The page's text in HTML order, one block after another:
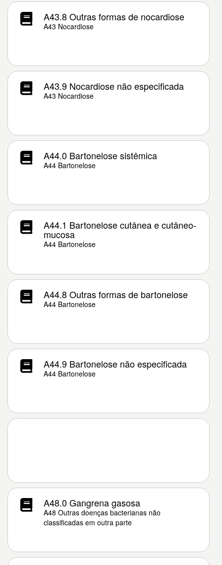
A43.8 Outras formas de nocardiose
A43 Nocardiose
A43.9 Nocardiose não especificada
A43 Nocardiose
A44.0 Bartonelose sistêmica
A44 Bartonelose
A44.1 Bartonelose cutânea e cutâneo-
mucosa
A44 Bartonelose
A44.8 Outras formas de bartonelose
A44 Bartonelose
A44.9 Bartonelose não especificada
A44 Bartonelose
A48.0 Gangrena gasosa
A48 Outras doenças bacterianas não
classificadas em outra parte